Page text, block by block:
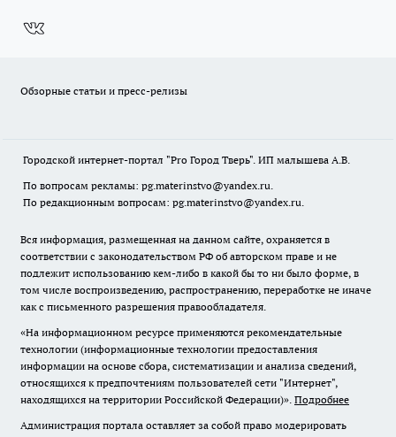
Обзорные статьи и пресс-релизы
Городской интернет-портал "Pro Город Тверь". ИП малышева А.В.
По вопросам рекламы: pg.materinstvo@yandex.ru.
По редакционным вопросам: pg.materinstvo@yandex.ru.
Вся информация, размещенная на данном сайте, охраняется в
соответствии с законодательством РФ об авторском праве и не
подлежит использованию кем-либо в какой бы то ни было форме, в
том числе воспроизведению, распространению, переработке не иначе
как с письменного разрешения правообладателя.
«На информационном ресурсе применяются рекомендательные
технологии (информационные технологии предоставления
информации на основе сбора, систематизации и анализа сведений,
относящихся к предпочтениям пользователей сети "Интернет",
находящихся на территории Российской Федерации)». Подробнее
Администрация портала оставляет за собой право модерировать